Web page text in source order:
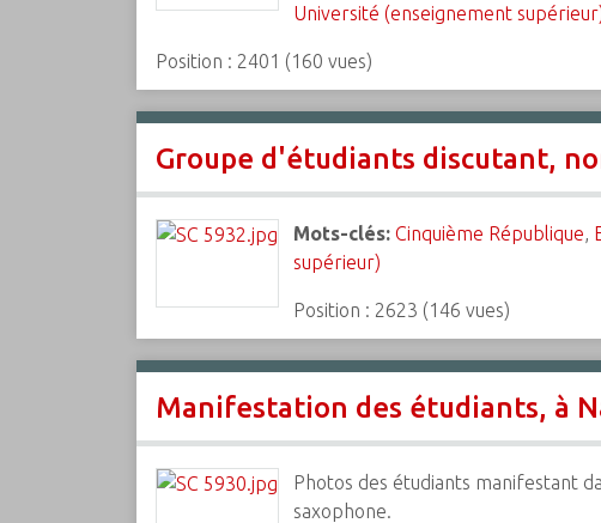
Université (enseignement
Position : 2401 (160 vues)
Groupe d'étudiants discutant,
Mots-clés: Cinquième République,
supérieur)
Position : 2623 (146 vues)
Manifestation des étudiants, à
Photos des étudiants manifestant
saxophone.